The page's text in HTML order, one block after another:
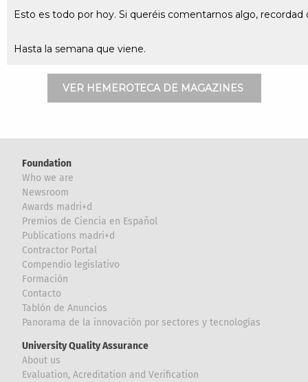
Esto es todo por hoy. Si queréis comentarnos algo,
Hasta la semana que viene.
VER HEMEROTECA DE MAGAZINES
Foundation
Who we are
Newsroom
Awards madri+d
Premios de Ciencia en Español
Publications madri+d
Contractor Portal
Compendio legislativo
Formación
Contacto
Tablón de Anuncios
Panorama de la innovación por sectores y tecnologías
University Quality Assurance
About us
Evaluation, Acreditation and Verification